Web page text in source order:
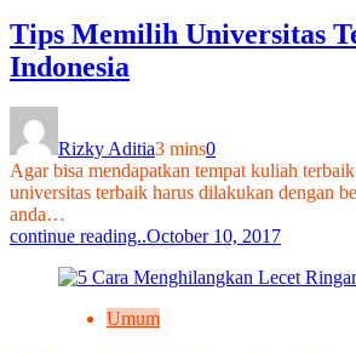
Tips Memilih Universitas
Indonesia
Rizky Aditia3 mins0
Agar bisa mendapatkan tempat kuliah
universitas terbaik harus dilakukan dengan
anda…
continue reading..October 10, 2017
Umum